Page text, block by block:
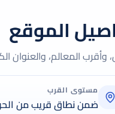
الموقع
المعالم، والعنوان
مستوى القرب
ضمن نطاق قريب من